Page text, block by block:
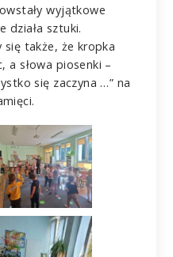
wyjątkowe
działa sztuki.
się także, że kropka
a słowa piosenki –
się zaczyna …” na